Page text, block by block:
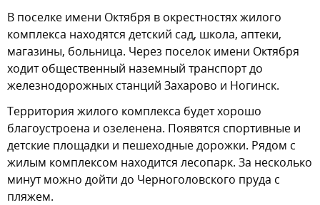
В поселке имени Октября в окрестностях жилого
комплекса находятся детский сад, школа, аптеки,
магазины, больница. Через поселок имени Октября
ходит общественный наземный транспорт до
железнодорожных станций Захарово и Ногинск.
Территория жилого комплекса будет хорошо
благоустроена и озеленена. Появятся спортивные и
детские площадки и пешеходные дорожки. Рядом с
жилым комплексом находится лесопарк. За несколько
минут можно дойти до Черноголовского пруда с
пляжем.